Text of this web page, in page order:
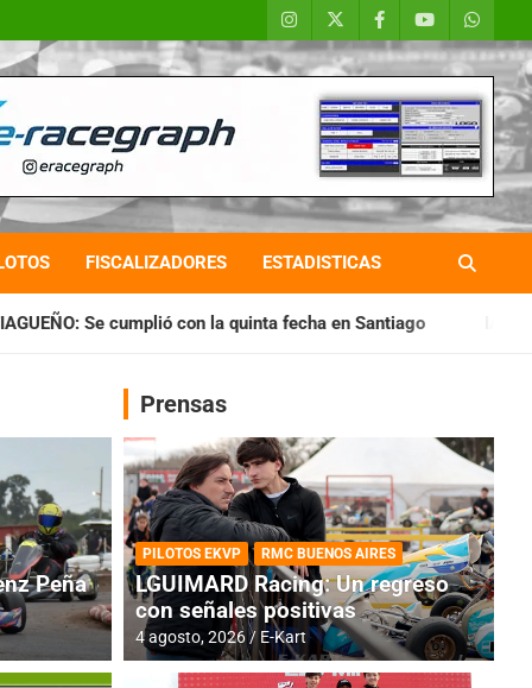
FISCALIZADORES ESTADISTICAS
la quinta fecha en Santiago IAME SERIES ARGENTINA:
Peña
Prensas
PILOTOS EKVP RMC BUENOS AIRES
LGUIMARD Racing: Un regreso
con señales positivas
4 agosto, 2026 E-Kart